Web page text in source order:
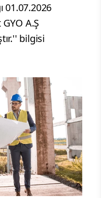
01.07.2026
A.Ş
bilgisi